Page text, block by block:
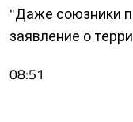
"Даже союзники
заявление о
08:51